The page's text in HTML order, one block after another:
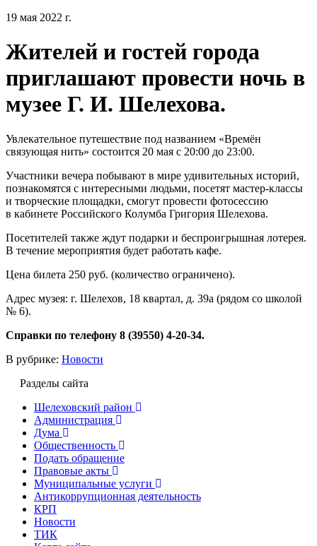
19 мая 2022 г.
Жителей и гостей города
приглашают провести ночь в
музее Г. И. Шелехова.
Увлекательное путешествие под названием «Времён
связующая нить» состоится 20 мая с 20:00 до 23:00.
Участники вечера побывают в мире удивительных историй,
познакомятся с интересными людьми, посетят мастер-классы
и творческие площадки, смогут провести фотосессию
в кабинете Российского Колумба Григория Шелехова.
Посетителей также ждут подарки и беспроигрышная лотерея.
В течение мероприятия будет работать кафе.
Цена билета 250 руб. (количество ограничено).
Адрес музея: г. Шелехов, 18 квартал, д. 39а (рядом со школой
№ 6).
Справки по телефону 8 (39550) 4-20-34.
В рубрике: Новости
Разделы сайта
Шелеховский район
Администрация
Дума
Общественность
Подать обращение
Правовые акты
Муниципальные услуги
Антикоррупционная деятельность
КРП
Новости
ТИК